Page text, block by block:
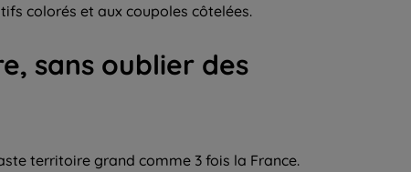
colorés et aux coupoles côtelées.
sans oublier des
territoire grand comme 3 fois la France.